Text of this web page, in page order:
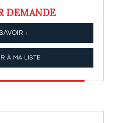
DEMANDE
+
À MA LISTE